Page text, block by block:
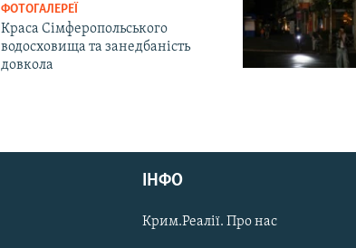
ФОТОГАЛЕРЕЇ
Краса Сімферопольського
водосховища та занедбаність
довкола
ІНФО
Крим.Реалії. Про нас